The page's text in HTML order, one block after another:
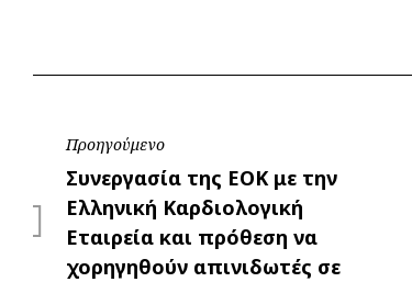
Πλοήγηση
άρθρων
Προηγούμενο
Προηγούμενο
Συνεργασία της ΕΟΚ με την
Ελληνική Καρδιολογική
Εταιρεία και πρόθεση να
χορηγηθούν απινιδωτές σε